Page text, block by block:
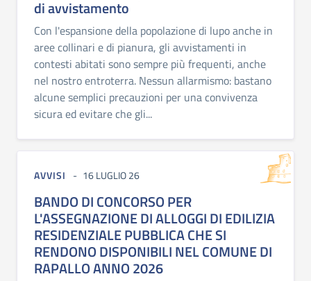
di avvistamento
Con l'espansione della popolazione di lupo anche in
aree collinari e di pianura, gli avvistamenti in
contesti abitati sono sempre più frequenti, anche
nel nostro entroterra. Nessun allarmismo: bastano
alcune semplici precauzioni per una convivenza
sicura ed evitare che gli...
AVVISI 16 LUGLIO 26
BANDO DI CONCORSO PER
L'ASSEGNAZIONE DI ALLOGGI DI EDILIZIA
RESIDENZIALE PUBBLICA CHE SI
RENDONO DISPONIBILI NEL COMUNE DI
RAPALLO ANNO 2026